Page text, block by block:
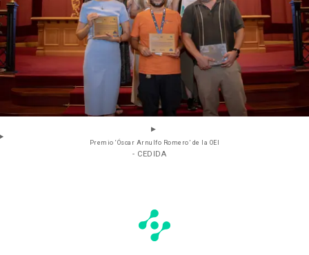
Premio ‘Óscar Arnulfo Romero’ de la OEI
- CEDIDA